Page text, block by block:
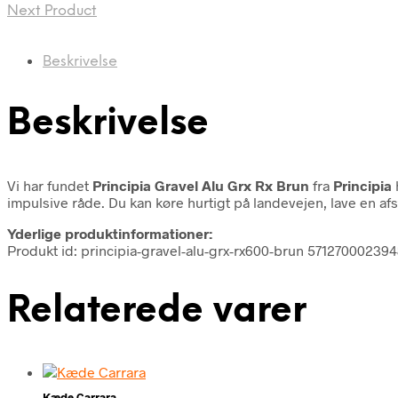
Next Product
Beskrivelse
Beskrivelse
Vi har fundet Principia Gravel Alu Grx Rx Brun fra Principia
impulsive råde. Du kan køre hurtigt på landevejen, lave en
Yderlige produktinformationer:
Produkt id: principia-gravel-alu-grx-rx600-brun
Relaterede varer